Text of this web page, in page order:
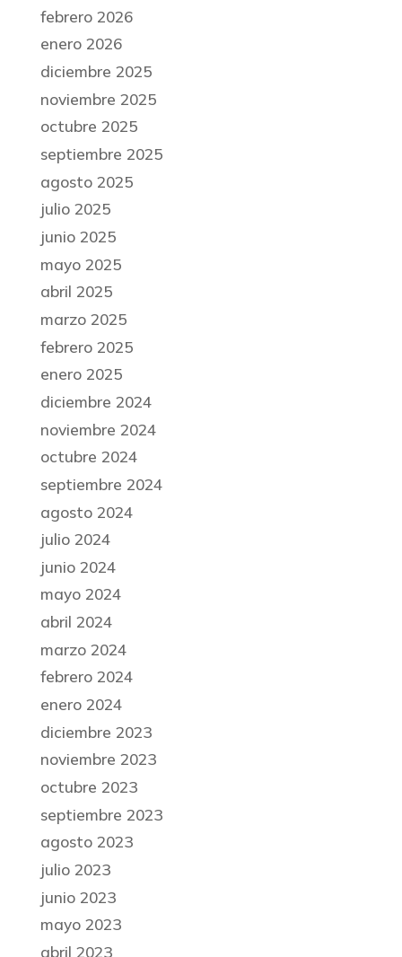
febrero 2026
enero 2026
diciembre 2025
noviembre 2025
octubre 2025
septiembre 2025
agosto 2025
julio 2025
junio 2025
mayo 2025
abril 2025
marzo 2025
febrero 2025
enero 2025
diciembre 2024
noviembre 2024
octubre 2024
septiembre 2024
agosto 2024
julio 2024
junio 2024
mayo 2024
abril 2024
marzo 2024
febrero 2024
enero 2024
diciembre 2023
noviembre 2023
octubre 2023
septiembre 2023
agosto 2023
julio 2023
junio 2023
mayo 2023
abril 2023